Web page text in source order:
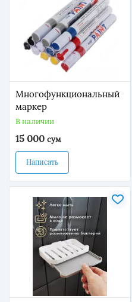
Многофункциональный
маркер
В наличии
15 000 сум
Написать